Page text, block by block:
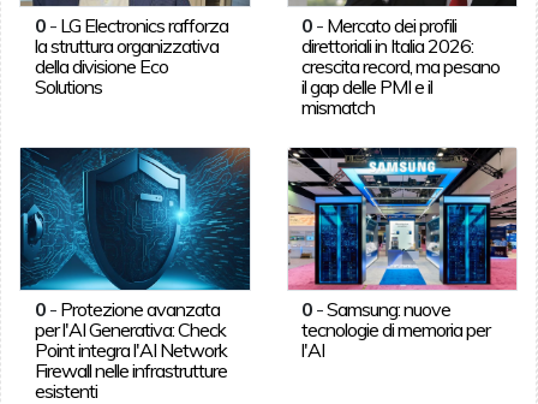
0- LG Electronics rafforza
la struttura organizzativa
della divisione Eco
Solutions
0 - Mercato dei profili
direttoriali in Italia 2026:
crescita record, ma pesano
il gap delle PMI e il
mismatch
0- Protezione avanzata
per l'AI Generativa: Check
Point integra l'AI Network
Firewall nelle infrastrutture
esistenti
0 -Samsung: nuove
tecnologie di memoria per
l'AI